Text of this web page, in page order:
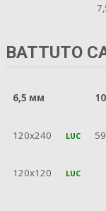
BATTUTO
6,5 мм
120x240 LUC
120x120 LUC